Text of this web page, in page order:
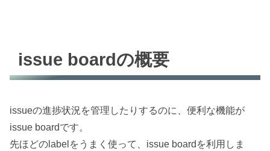
issue boardの概要
issueの進捗状況を管理したりするのに、便利な機能が
issue boardです。
先ほどのlabelをうまく使って、issue boardを利用しま